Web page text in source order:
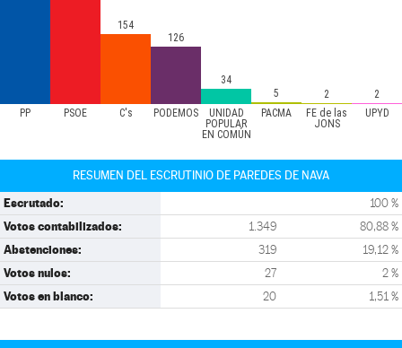
PP PSOE C's PODEMOS
UNIDAD
POPULAR
EN COMÚN
PACMA
FE de las
JONS
UPYD
154
126
34
5
2 2
RESUMEN DEL ESCRUTINIO DE PAREDES DE NAVA
Escrutado: 100 %
Votos contabilizados: 1.349 80,88 %
Abstenciones: 319 19,12 %
Votos nulos: 27 2 %
Votos en blanco: 20 1,51 %